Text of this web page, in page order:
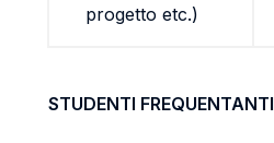
progetto etc.)
STUDENTI FREQUENTANTI